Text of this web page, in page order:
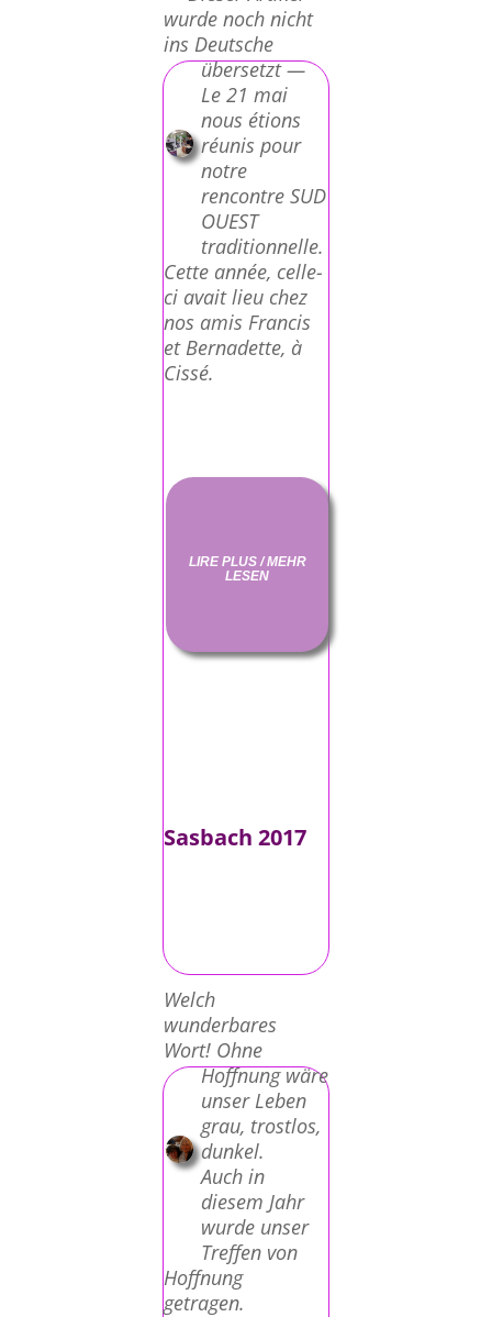
wurde noch nicht
ins Deutsche
übersetzt —
Le 21 mai
nous étions
réunis pour
notre
rencontre SUD
OUEST
traditionnelle.
Cette année, celle-
ci avait lieu chez
nos amis Francis
et Bernadette, à
Cissé.
LIRE PLUS / MEHR
LESEN
Sasbach 2017
Welch
wunderbares
Wort! Ohne
Hoffnung wäre
unser Leben
grau, trostlos,
dunkel.
Auch in
diesem Jahr
wurde unser
Treffen von
Hoffnung
getragen.